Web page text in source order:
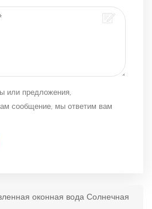
или предложения,
сообщение, мы ответим вам
оконная вода Солнечная